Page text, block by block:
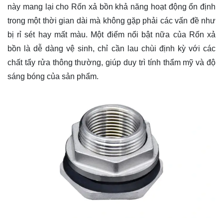
này mang lại cho Rốn xả bồn khả năng hoạt động ổn định
trong một thời gian dài mà không gặp phải các vấn đề như
bị rỉ sét hay mất màu. Một điểm nổi bật nữa của Rốn xả
bồn là dễ dàng vệ sinh, chỉ cần lau chùi định kỳ với các
chất tẩy rửa thông thường, giúp duy trì tính thẩm mỹ và độ
sáng bóng của sản phẩm.